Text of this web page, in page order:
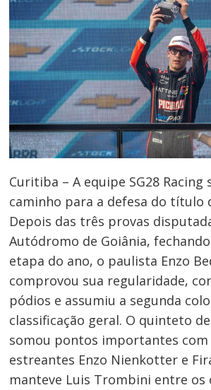
Curitiba – A equipe SG28 Racing
caminho para a defesa do título
Depois das três provas
Autódromo de Goiânia,
etapa do ano, o paulista Enzo
comprovou sua regularidade,
pódios e assumiu a segunda
classificação geral. O quinteto
somou pontos importantes
estreantes Enzo Nienkotter e
manteve Luis Trombini entre